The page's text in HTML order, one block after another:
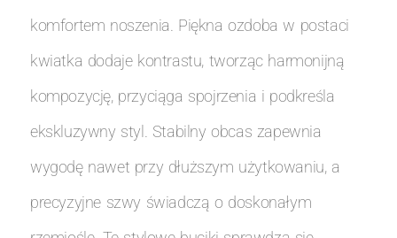
komfortem noszenia. Piękna ozdoba w postaci
kwiatka dodaje kontrastu, tworząc harmonijną
kompozycję, przyciąga spojrzenia i podkreśla
ekskluzywny styl. Stabilny obcas zapewnia
wygodę nawet przy dłuższym użytkowaniu, a
precyzyjne szwy świadczą o doskonałym